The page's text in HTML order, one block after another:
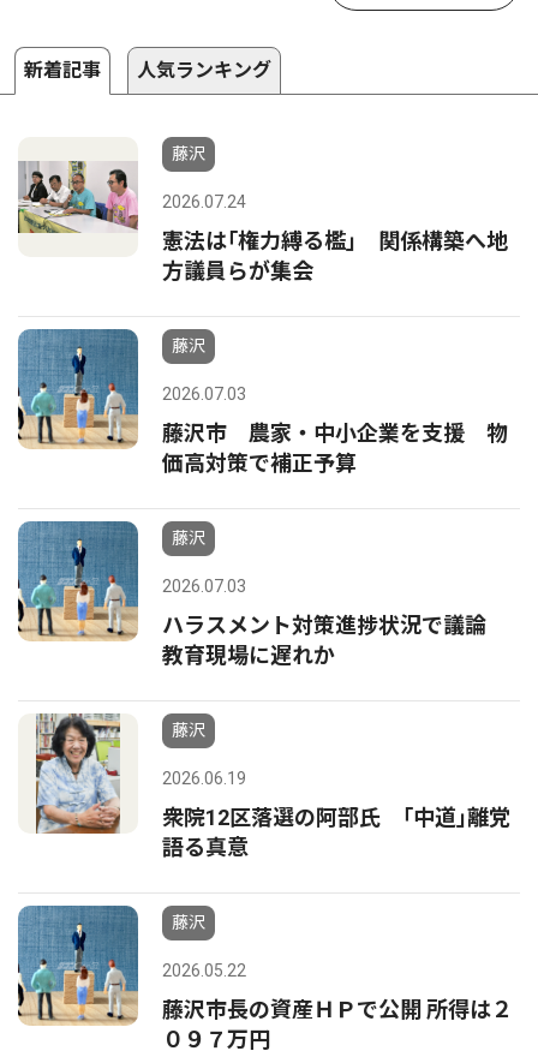
新着記事 人気ランキング
藤沢
2026.07.24
憲法は｢権力縛る檻｣ 関係構築へ地
方議員らが集会
藤沢
2026.07.03
藤沢市 農家・中小企業を支援 物
価高対策で補正予算
藤沢
2026.07.03
ハラスメント対策進捗状況で議論
教育現場に遅れか
藤沢
2026.06.19
衆院12区落選の阿部氏 ｢中道｣離党
語る真意
藤沢
2026.05.22
藤沢市長の資産ＨＰで公開 所得は２
０９７万円